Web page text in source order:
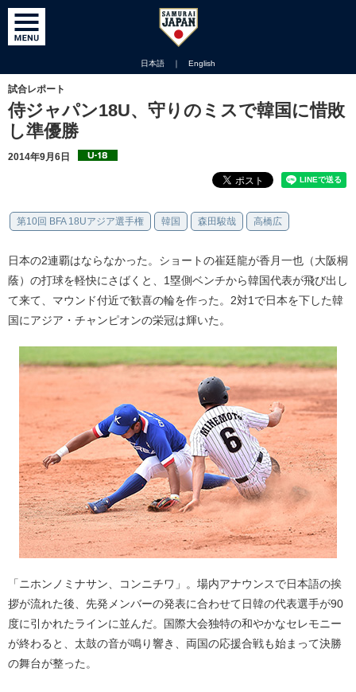
日本語 ｜ English
試合レポート
侍ジャパン18U、守りのミスで韓国に惜敗
し準優勝
2014年9月6日
第10回 BFA 18Uアジア選手権 韓国 森田駿哉 高橋広
日本の2連覇はならなかった。ショートの崔廷龍が香月一也（大阪桐
蔭）の打球を軽快にさばくと、1塁側ベンチから韓国代表が飛び出し
て来て、マウンド付近で歓喜の輪を作った。2対1で日本を下した韓
国にアジア・チャンピオンの栄冠は輝いた。
「ニホンノミナサン、コンニチワ」。場内アナウンスで日本語の挨
拶が流れた後、先発メンバーの発表に合わせて日韓の代表選手が90
度に引かれたラインに並んだ。国際大会独特の和やかなセレモニー
が終わると、太鼓の音が鳴り響き、両国の応援合戦も始まって決勝
の舞台が整った。